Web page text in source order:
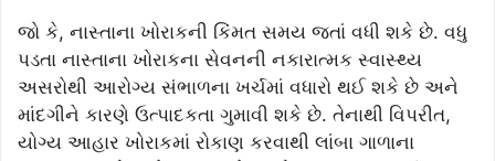
જો કે, નાસ્તાના ખોરાકની કિંમત સમય જતાં વધી શકે છે. વધુ
પડતા નાસ્તાના ખોરાકના સેવનની નકારાત્મક સ્વાસ્થ્ય
અસરોથી આરોગ્ય સંભાળના ખર્ચમાં વધારો થઈ શકે છે અને
માંદગીને કારણે ઉત્પાદકતા ગુમાવી શકે છે. તેનાથી વિપરીત,
યોગ્ય આહાર ખોરાકમાં રોકાણ કરવાથી લાંબા ગાળાના